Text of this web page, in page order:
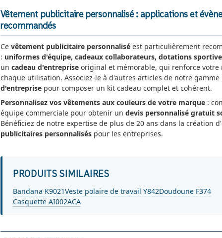
Vêtement publicitaire personnalisé : applications et
recommandés
Ce vêtement publicitaire personnalisé est particulièrement
: uniformes d'équipe, cadeaux collaborateurs, dotations
un cadeau d'entreprise original et mémorable, qui renforce votre
chaque utilisation. Associez-le à d'autres articles de notre gamme
d'entreprise pour composer un kit cadeau complet et cohérent.
Personnalisez vos vêtements aux couleurs de votre marque :
équipe commerciale pour obtenir un devis personnalisé gratuit
Bénéficiez de notre expertise de plus de 20 ans dans la création d'
publicitaires personnalisés pour les entreprises.
PRODUITS SIMILAIRES
Bandana K9021Veste polaire de travail Y842Doudoune F374
Casquette AI002ACA